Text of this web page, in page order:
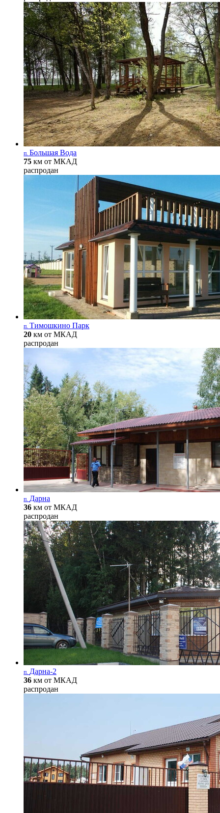
п. Большая Вода
75 км от МКАД
распродан
п. Тимошкино Парк
20 км от МКАД
распродан
п. Дарна
36 км от МКАД
распродан
п. Дарна-2
36 км от МКАД
распродан